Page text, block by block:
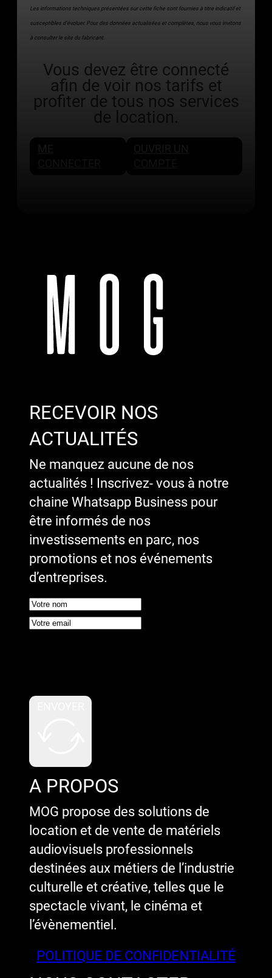
Les informations techniques présentées sur cette fiche sont fournies à titre indicatif et
susceptibles d’évoluer. Pour des données actualisées et complètes, nous vous invitons
à consulter le site du fabricant.
Vous devez être connecté
afin de voir nos tarifs et
profiter de tous nos services
de location.
RECEVOIR NOS
ACTUALITÉS
Ne manquez aucune de nos
actualités ! Inscrivez- vous à notre
chaine Whatsapp Business pour
être informés de nos
investissements en parc, nos
promotions et nos événements
d’entreprises.
A PROPOS
MOG propose des solutions de
location et de vente de matériels
audiovisuels professionnels
destinées aux métiers de l’industrie
culturelle et créative, telles que le
spectacle vivant, le cinéma et
l’évènementiel.
POLITIQUE DE CONFIDENTIALITÉ